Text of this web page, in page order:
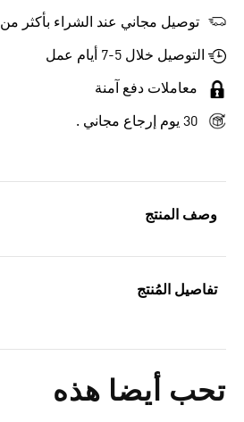
وصف المنتج
تفاصيل المُنتج
تحب أيضا هذه
توصيل مجاني عند الشراء بأكثر من 60 ر.ع
التوصيل خلال 5-7 أيام عمل
معاملات دفع آمنة